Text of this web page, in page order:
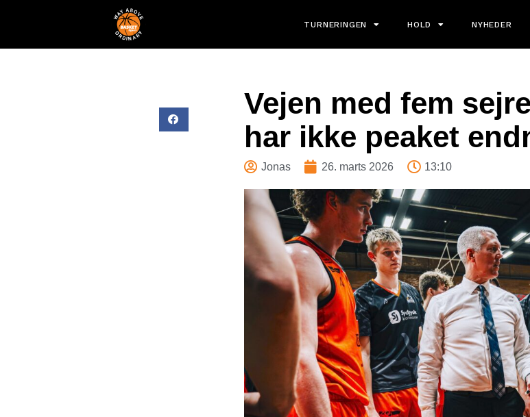
TURNERINGEN HOLD NYHEDER
Vejen med fem
har ikke peaket
Jonas 26. marts 2026 13:10